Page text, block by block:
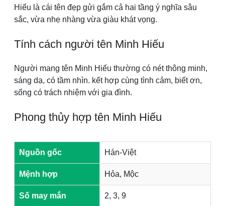
Hiếu là cái tên đẹp gửi gắm cả hai tầng ý nghĩa sâu
sắc, vừa nhẹ nhàng vừa giàu khát vọng.
Tính cách người tên Minh Hiếu
Người mang tên Minh Hiếu thường có nét thông minh,
sáng dạ, có tầm nhìn. kết hợp cùng tình cảm, biết ơn,
sống có trách nhiệm với gia đình.
Phong thủy hợp tên Minh Hiếu
Nguồn gốc Hán-Việt
Mệnh hợp Hỏa, Mộc
Số may mắn 2, 3, 9